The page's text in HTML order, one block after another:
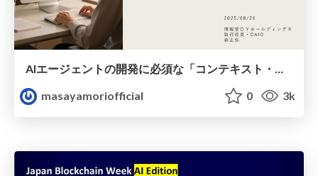
AIエージェントの開発に必須な「コンテキスト・エンジニアリング」とは何か──プロンプト・エンジニアリングとの違いを手がかりに考える
masayamoriofficial
0 3k